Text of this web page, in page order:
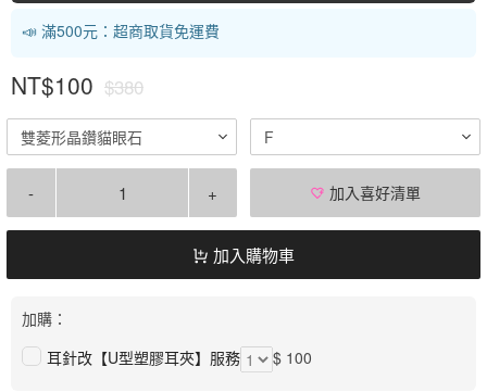
📣 滿500元：超商取貨免運費
NT$100 $380
雙菱形晶鑽貓眼石 F
- + 加入喜好清單
加入購物車
加購：
耳針改【U型塑膠耳夾】服務
$ 100